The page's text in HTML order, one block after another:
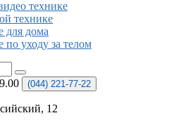
технике
технике
для дома
по уходу за телом
(044) 221-77-22
12